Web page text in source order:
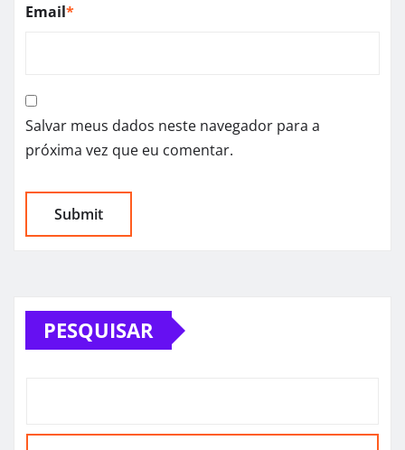
Email*
Salvar meus dados neste navegador para a
próxima vez que eu comentar.
PESQUISAR